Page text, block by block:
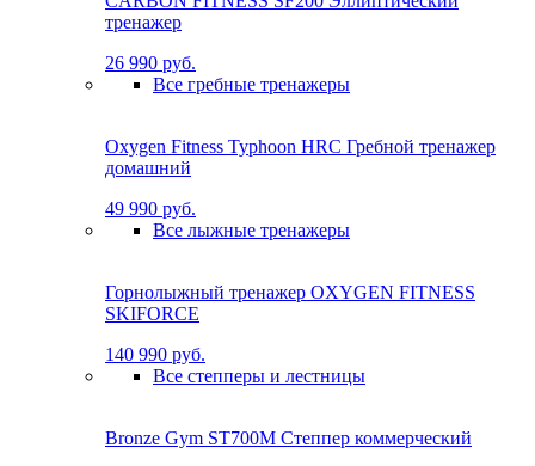
тренажер
26 990 руб.
Все гребные тренажеры
Oxygen Fitness Typhoon HRC Гребной тренажер
домашний
49 990 руб.
Все лыжные тренажеры
Горнолыжный тренажер OXYGEN FITNESS
SKIFORCE
140 990 руб.
Все степперы и лестницы
Bronze Gym ST700M Степпер коммерческий